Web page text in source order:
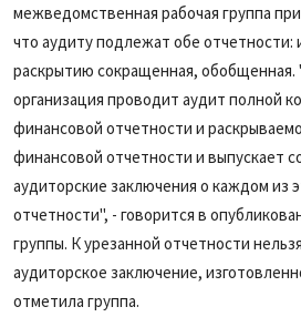
межведомственная рабочая группа
что аудиту подлежат обе
раскрытию сокращенная, обобщенная.
организация проводит аудит полной
финансовой отчетности и
финансовой отчетности и выпускает
аудиторские заключения о каждом из
отчетности", - говорится в
группы. К урезанной отчетности
аудиторское заключение,
отметила группа.